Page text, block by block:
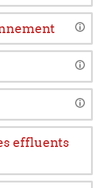
effluents